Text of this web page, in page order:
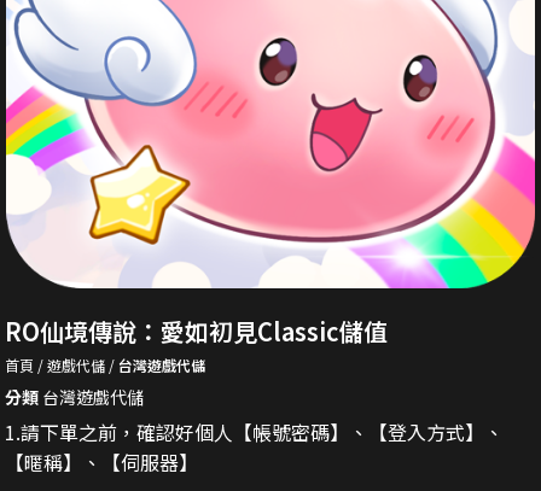
RO仙境傳說：愛如初見Classic儲值
首頁 遊戲代儲 台灣遊戲代儲
分類 台灣遊戲代儲
1.請下單之前，確認好個人【帳號密碼】、【登入方式】、
【暱稱】、【伺服器】